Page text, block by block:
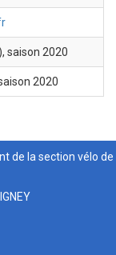
saison 2020
2020
de la section vélo de